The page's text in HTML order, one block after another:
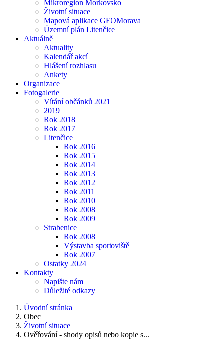
Mikroregion Morkovsko
Životní situace
Mapová aplikace GEOMorava
Územní plán Litenčice
Aktuálně
Aktuality
Kalendář akcí
Hlášení rozhlasu
Ankety
Organizace
Fotogalerie
Vítání občánků 2021
2019
Rok 2018
Rok 2017
Litenčice
Rok 2016
Rok 2015
Rok 2014
Rok 2013
Rok 2012
Rok 2011
Rok 2010
Rok 2008
Rok 2009
Strabenice
Rok 2008
Výstavba sportoviště
Rok 2007
Ostatky 2024
Kontakty
Napište nám
Důležité odkazy
Úvodní stránka
Obec
Životní situace
Ověřování - shody opisů nebo kopie s...